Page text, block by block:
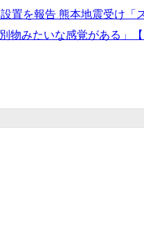
置を報告 熊本地震受け
物みたいな感覚がある」